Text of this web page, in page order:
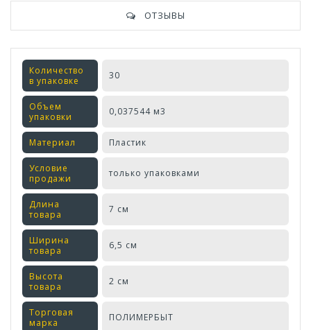
ОТЗЫВЫ
Количество
в упаковке
30
Объем
упаковки
0,037544 м3
Материал Пластик
Условие
продажи
только упаковками
Длина
товара
7 см
Ширина
товара
6,5 см
Высота
товара
2 см
Торговая
марка
ПОЛИМЕРБЫТ